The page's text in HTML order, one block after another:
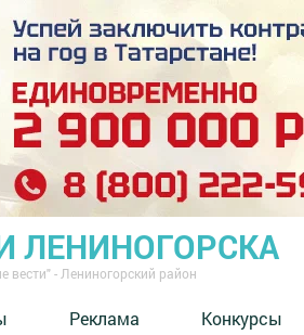
ЛЕНИНОГОРСКА
вести" - Лениногорский район
Реклама Конкурсы